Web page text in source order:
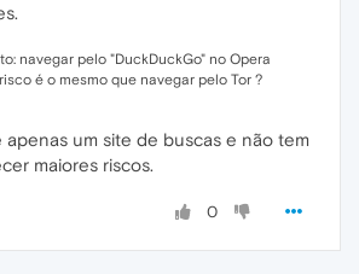
navegar pelo "DuckDuckGo" no Opera
é o mesmo que navegar pelo Tor ?
apenas um site de buscas e não tem
maiores riscos.
0